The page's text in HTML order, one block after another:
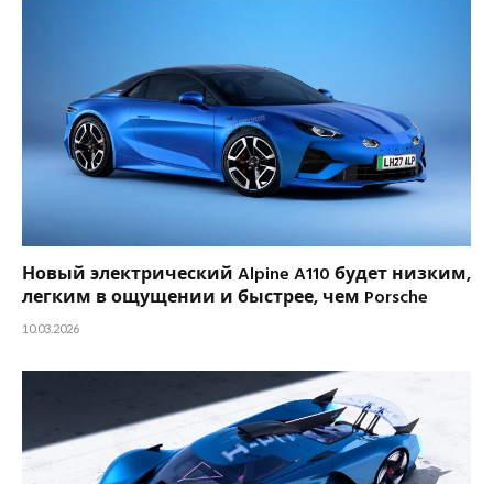
Новый электрический Alpine A110 будет низким,
легким в ощущении и быстрее, чем Porsche
10.03.2026